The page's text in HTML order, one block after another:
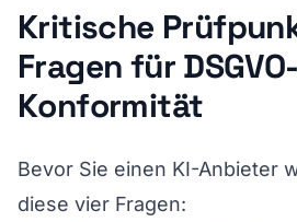
Kritische
Fragen für DSGVO-
Konformität
Bevor Sie einen KI-Anbieter
diese vier Fragen: